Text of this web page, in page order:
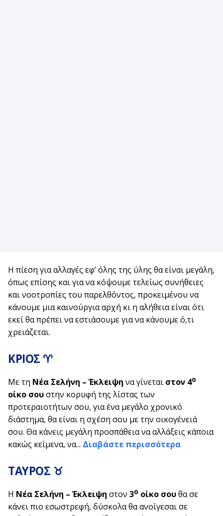
Η πίεση για αλλαγές εφ’ όλης της ύλης θα είναι μεγάλη,
όπως επίσης και για να κόψουμε τελείως συνήθειες
και νοοτροπίες του παρελθόντος, προκειμένου να
κάνουμε μια καινούργια αρχή κι η αλήθεια είναι ότι
εκεί θα πρέπει να εστιάσουμε για να κάνουμε ό,τι
χρειάζεται.
ΚΡΙΟΣ ♈
Με τη Νέα Σελήνη – Έκλειψη να γίνεται στον 4ο
οίκο σουστην κορυφή της λίστας των
προτεραιοτήτων σου, για ένα μεγάλο χρονικό
διάστημα, θα είναι η σχέση σου με την οικογένειά
σου. Θα κάνεις μεγάλη προσπάθεια να αλλάξεις κάποια
κακώς κείμενα, να... Διαβάστε περισσότερα
ΤΑΥΡΟΣ ♉
Η Νέα Σελήνη – Έκλειψη στον 3ο οίκο σουθα σε
κάνει πιο εσωστρεφή, δύσκολα θα ανοίγεσαι σε